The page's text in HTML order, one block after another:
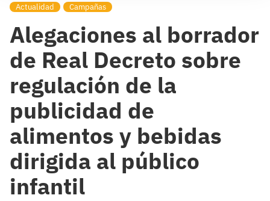
Actualidad Campañas
Alegaciones al borrador
de Real Decreto sobre
regulación de la
publicidad de
alimentos y bebidas
dirigida al público
infantil